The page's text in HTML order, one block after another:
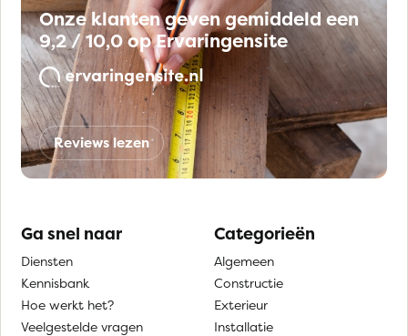
Onze klanten geven gemiddeld een
9,2 / 10,0 op Ervaringensite
Reviews lezen
Ga snel naar
Diensten
Kennisbank
Hoe werkt het?
Veelgestelde vragen
Categorieën
Algemeen
Constructie
Exterieur
Installatie